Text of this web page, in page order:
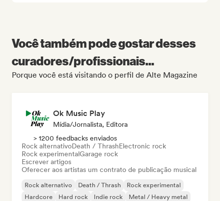
Você também pode gostar desses
curadores/profissionais...
Porque você está visitando o perfil de Alte Magazine
Ok Music Play
Mídia/Jornalista, Editora
> 1200 feedbacks enviados
Rock alternativoDeath / ThrashElectronic rock
Rock experimentalGarage rock
Escrever artigos
Oferecer aos artistas um contrato de publicação musical
Rock alternativo Death / Thrash
Rock experimental
Hardcore
Hard rock Indie rock
Metal / Heavy metal